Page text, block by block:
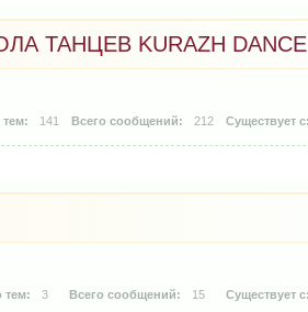
ТАНЦЕВ KURAZH DANCE
141 212
3 15